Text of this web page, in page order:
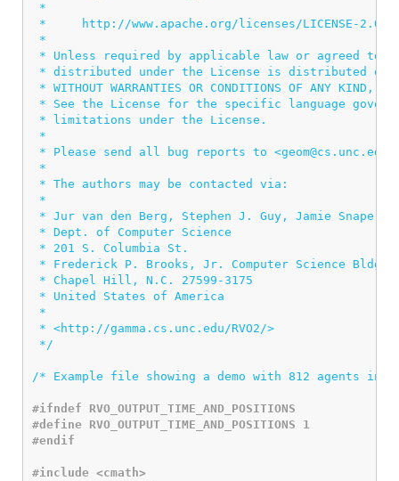
*
*     http://www.apache.org/licenses/LICENSE-2.0
*
* Unless required by applicable law or agreed to
* distributed under the License is distributed on
* WITHOUT WARRANTIES OR CONDITIONS OF ANY
* See the License for the specific language
* limitations under the License.
*
* Please send all bug reports to
*
* The authors may be contacted via:
*
* Jur van den Berg, Stephen J. Guy, Jamie Snape,
* Dept. of Computer Science
* 201 S. Columbia St.
* Frederick P. Brooks, Jr. Computer Science Bldg.
* Chapel Hill, N.C. 27599-3175
* United States of America
*
* <http://gamma.cs.unc.edu/RVO2/>
*/
/* Example file showing a demo with 812 agents
#ifndef RVO_OUTPUT_TIME_AND_POSITIONS
#define RVO_OUTPUT_TIME_AND_POSITIONS 1
#include <cmath>